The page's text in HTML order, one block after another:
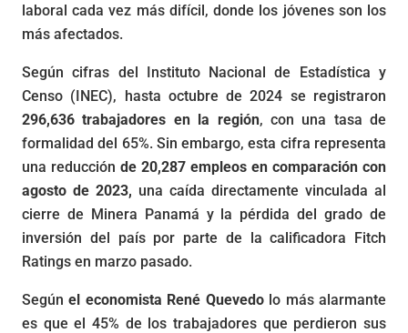
laboral cada vez más difícil, donde los jóvenes son los
más afectados.
Según cifras del Instituto Nacional de Estadística y
Censo (INEC), hasta octubre de 2024 se registraron
296,636 trabajadores en la región, con una tasa de
formalidad del 65%. Sin embargo, esta cifra representa
una reducción de 20,287 empleos en comparación con
agosto de 2023, una caída directamente vinculada al
cierre de Minera Panamá y la pérdida del grado de
inversión del país por parte de la calificadora Fitch
Ratings en marzo pasado.
Segúnel economista René Quevedolo más alarmante
es que el 45% de los trabajadores que perdieron sus